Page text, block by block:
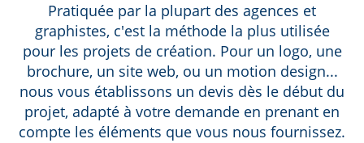
Pratiquée par la plupart des agences et
graphistes, c'est la méthode la plus utilisée
pour les projets de création. Pour un logo, une
brochure, un site web, ou un motion design...
nous vous établissons un devis dès le début du
projet, adapté à votre demande en prenant en
compte les éléments que vous nous fournissez.